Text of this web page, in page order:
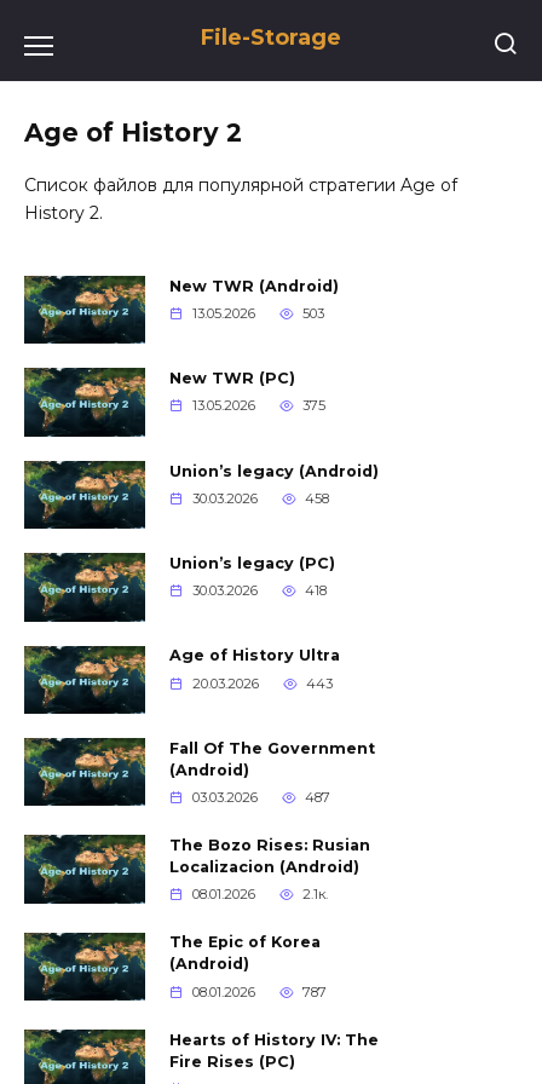
содержанию
File-Storage
Age of History 2
Список файлов для популярной стратегии Age of
History 2.
New TWR (Android)
13.05.2026 503
New TWR (PC)
13.05.2026 375
Union’s legacy (Android)
30.03.2026 458
Union’s legacy (PC)
30.03.2026 418
Age of History Ultra
20.03.2026 443
Fall Of The Government
(Android)
03.03.2026 487
The Bozo Rises: Rusian
Localizacion (Android)
08.01.2026 2.1к.
The Epic of Korea
(Android)
08.01.2026 787
Hearts of History IV: The
Fire Rises (PC)